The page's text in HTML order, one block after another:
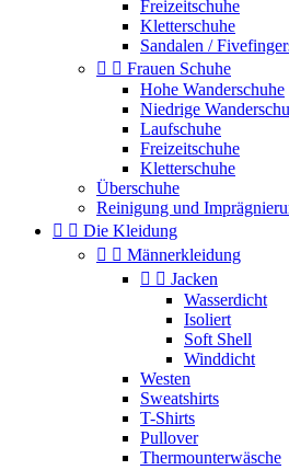
Freizeitschuhe
Kletterschuhe
Sandalen /
  Frauen Schuhe
Hohe Wanderschuhe
Niedrige
Laufschuhe
Freizeitschuhe
Kletterschuhe
Überschuhe
Reinigung und
  Die Kleidung
  Männerkleidung
  Jacken
Wasserdicht
Isoliert
Soft Shell
Winddicht
Westen
Sweatshirts
T-Shirts
Pullover
Thermounterwäsche